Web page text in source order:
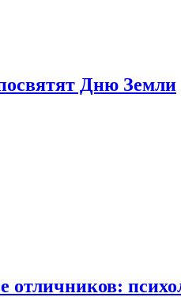
Дню Земли
отличников: